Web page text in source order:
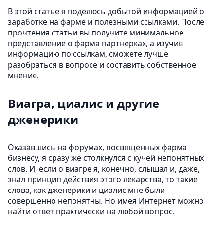
В этой статье я поделюсь добытой информацией о
заработке на фарме и полезными ссылками. После
прочтения статьи вы получите минимальное
представление о фарма партнерках, а изучив
информацию по ссылкам, сможете лучше
разобраться в вопросе и составить собственное
мнение.
Виагра, циалис и другие
дженерики
Оказавшись на форумах, посвященных фарма
бизнесу, я сразу же столкнулся с кучей непонятных
слов. И, если о виагре я, конечно, слышал и, даже,
знал принцип действия этого лекарства, то такие
слова, как дженерики и циалис мне были
совершенно непонятны. Но имея Интернет можно
найти ответ практически на любой вопрос.